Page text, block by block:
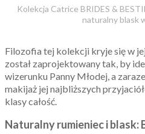
Kolekcja Catrice BRIDES &
naturalny blask
Filozofia tej kolekcji kryje się w
został zaprojektowany tak, by
wizerunku Panny Młodej, a
makijaż jej najbliższych
klasy całość.
Naturalny rumieniec i blask: